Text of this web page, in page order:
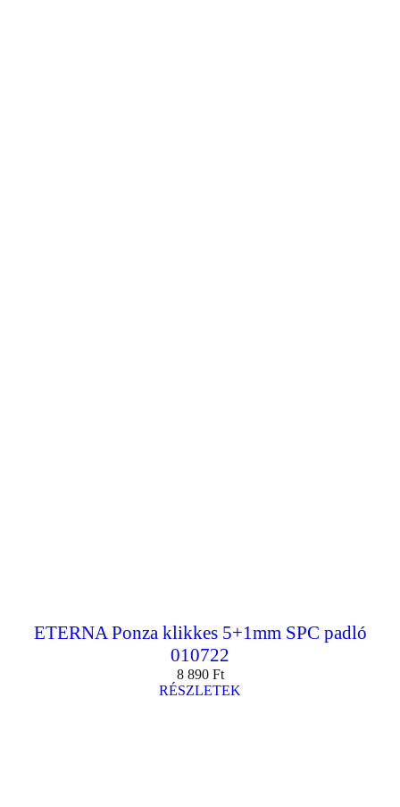
ETERNA Ponza klikkes 5+1mm SPC padló
010722
8 890 Ft
RÉSZLETEK